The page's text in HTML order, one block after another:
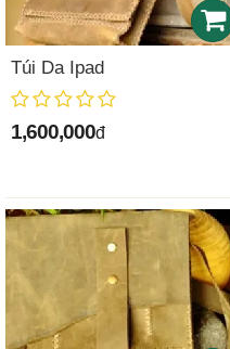
Túi Da Ipad
1,600,000đ